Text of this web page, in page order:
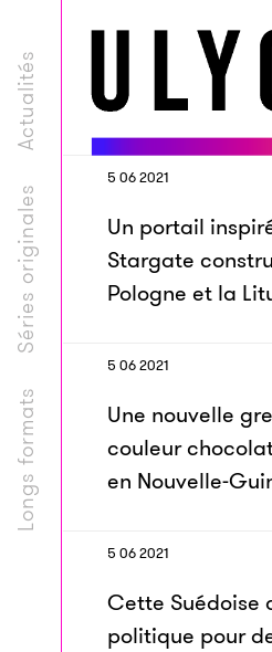
Longs formats
Séries originales
Actualités
5 06 2021
Un portail
Stargate
Pologne et la
5 06 2021
Une nouvelle
couleur
en Nouvelle-
5 06 2021
Cette Suédoise
politique pour